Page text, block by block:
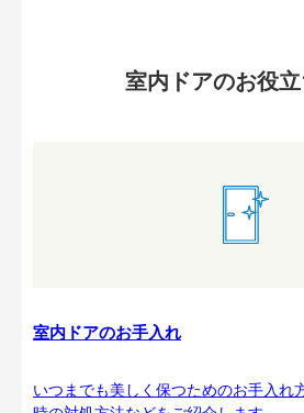
室内ドアのお役
室内ドアのお手入れ
いつまでも美しく保つためのお手入れ